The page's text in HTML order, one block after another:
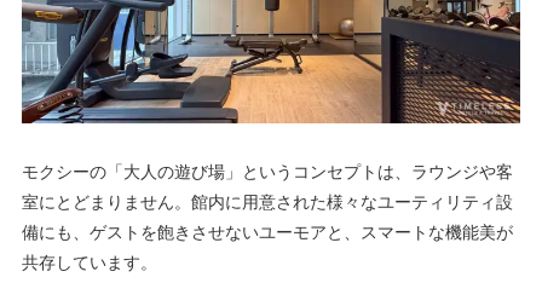
モクシーの「大人の遊び場」というコンセプトは、ラウンジや客
室にとどまりません。館内に用意された様々なユーティリティ設
備にも、ゲストを飽きさせないユーモアと、スマートな機能美が
共存しています。